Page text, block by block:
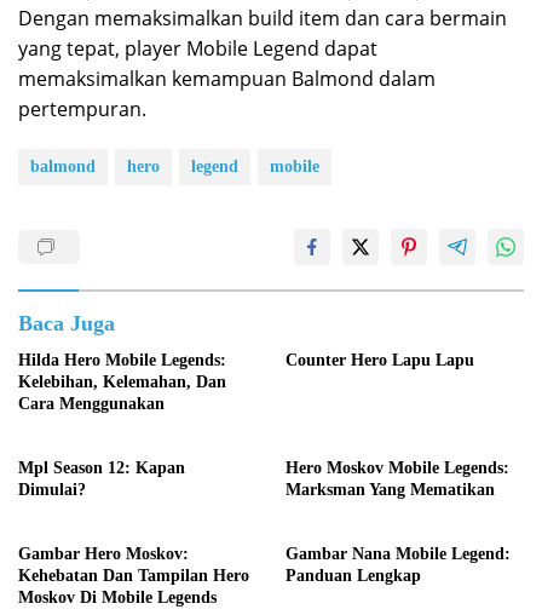
Dengan memaksimalkan build item dan cara bermain
yang tepat, player Mobile Legend dapat
memaksimalkan kemampuan Balmond dalam
pertempuran.
balmond hero legend mobile
Baca Juga
Hilda Hero Mobile Legends:
Kelebihan, Kelemahan, Dan
Cara Menggunakan
Counter Hero Lapu Lapu
Mpl Season 12: Kapan
Dimulai?
Hero Moskov Mobile Legends:
Marksman Yang Mematikan
Gambar Hero Moskov:
Kehebatan Dan Tampilan Hero
Moskov Di Mobile Legends
Gambar Nana Mobile Legend:
Panduan Lengkap